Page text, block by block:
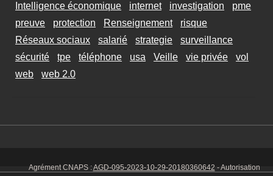
Intelligence économique
internet investigation
pme
preuve
protection Renseignement
risque
Réseaux sociaux
salarié strategie
surveillance
sécurité
tpe téléphone usa Veille vie privée
vol
web
web 2.0
Agrément CNAPS :AGD-095-2023-10-29-20180360642 - Autorisation